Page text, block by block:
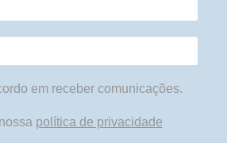
em receber comunicações.
política de privacidade